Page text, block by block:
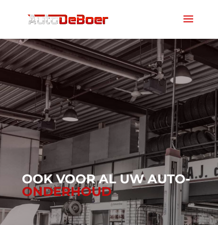
OOK VOOR AL UW AUTO-
ONDERHOUD